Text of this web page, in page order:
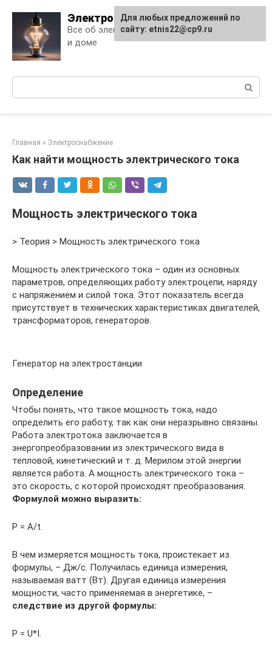
content
Электро Дело
Все об электричестве в квартире
и доме
Главная » Электроснабжение
Как найти мощность электрического тока
Мощность электрического тока
> Теория > Мощность электрического тока
Мощность электрического тока – один из основных
параметров, определяющих работу электроцепи, наряду
с напряжением и силой тока. Этот показатель всегда
присутствует в технических характеристиках двигателей,
трансформаторов, генераторов.
Генератор на электростанции
Определение
Чтобы понять, что такое мощность тока, надо
определить его работу, так как они неразрывно связаны.
Работа электротока заключается в
энергопреобразовании из электрического вида в
тепловой, кинетический и т. д. Мерилом этой энергии
является работа. А мощность электрического тока –
это скорость, с которой происходят преобразования.
Формулой можно выразить:
P = A/t.
В чем измеряется мощность тока, проистекает из
формулы, – Дж/с. Получилась единица измерения,
называемая ватт (Вт). Другая единица измерения
мощности, часто применяемая в энергетике, –
следствие из другой формулы:
P = U*I.
Для любых предложений по
сайту: etnis22@cp9.ru